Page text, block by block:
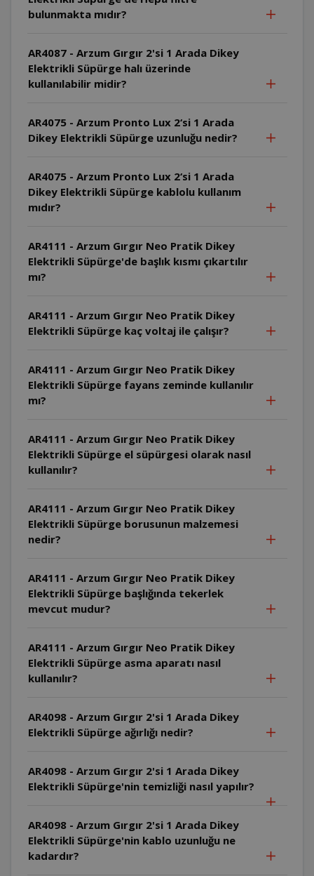
bulunmakta mıdır?
AR4087 - Arzum Gırgır 2'si 1 Arada Dikey
Elektrikli Süpürge halı üzerinde
kullanılabilir midir?
AR4075 - Arzum Pronto Lux 2‘si 1 Arada
Dikey Elektrikli Süpürge uzunluğu nedir?
AR4075 - Arzum Pronto Lux 2‘si 1 Arada
Dikey Elektrikli Süpürge kablolu kullanım
mıdır?
AR4111 - Arzum Gırgır Neo Pratik Dikey
Elektrikli Süpürge'de başlık kısmı çıkartılır
mı?
AR4111 - Arzum Gırgır Neo Pratik Dikey
Elektrikli Süpürge kaç voltaj ile çalışır?
AR4111 - Arzum Gırgır Neo Pratik Dikey
Elektrikli Süpürge fayans zeminde kullanılır
mı?
AR4111 - Arzum Gırgır Neo Pratik Dikey
Elektrikli Süpürge el süpürgesi olarak nasıl
kullanılır?
AR4111 - Arzum Gırgır Neo Pratik Dikey
Elektrikli Süpürge borusunun malzemesi
nedir?
AR4111 - Arzum Gırgır Neo Pratik Dikey
Elektrikli Süpürge başlığında tekerlek
mevcut mudur?
AR4111 - Arzum Gırgır Neo Pratik Dikey
Elektrikli Süpürge asma aparatı nasıl
kullanılır?
AR4098 - Arzum Gırgır 2'si 1 Arada Dikey
Elektrikli Süpürge ağırlığı nedir?
AR4098 - Arzum Gırgır 2'si 1 Arada Dikey
Elektrikli Süpürge'nin temizliği nasıl yapılır?
AR4098 - Arzum Gırgır 2'si 1 Arada Dikey
Elektrikli Süpürge'nin kablo uzunluğu ne
kadardır?